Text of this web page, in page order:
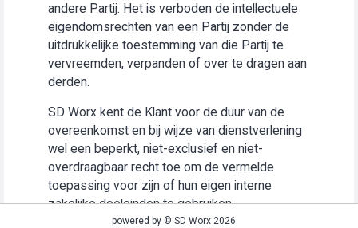
andere Partij. Het is verboden de intellectuele
eigendomsrechten van een Partij zonder de
uitdrukkelijke toestemming van die Partij te
vervreemden, verpanden of over te dragen aan
derden.
SD Worx kent de Klant voor de duur van de
overeenkomst en bij wijze van dienstverlening
wel een beperkt, niet-exclusief en niet-
overdraagbaar recht toe om de vermelde
toepassing voor zijn of hun eigen interne
zakelijke doeleinden te gebruiken
(“Gebruiksrecht”).powered by © SD Worx 2026